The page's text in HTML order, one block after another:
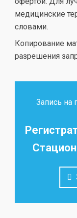
медицинские
словами.
Копирование
разрешения
Запись на